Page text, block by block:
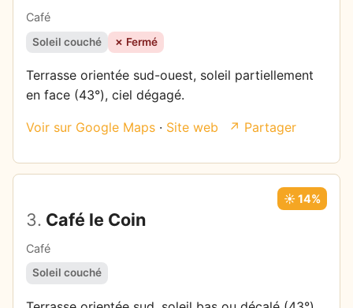
Café
Soleil couché ✗ Fermé
Terrasse orientée sud-ouest, soleil partiellement
en face (43°), ciel dégagé.
Voir sur Google Maps · Site web ↗ Partager
3. Café le Coin
Café
☀️ 14%
Soleil couché